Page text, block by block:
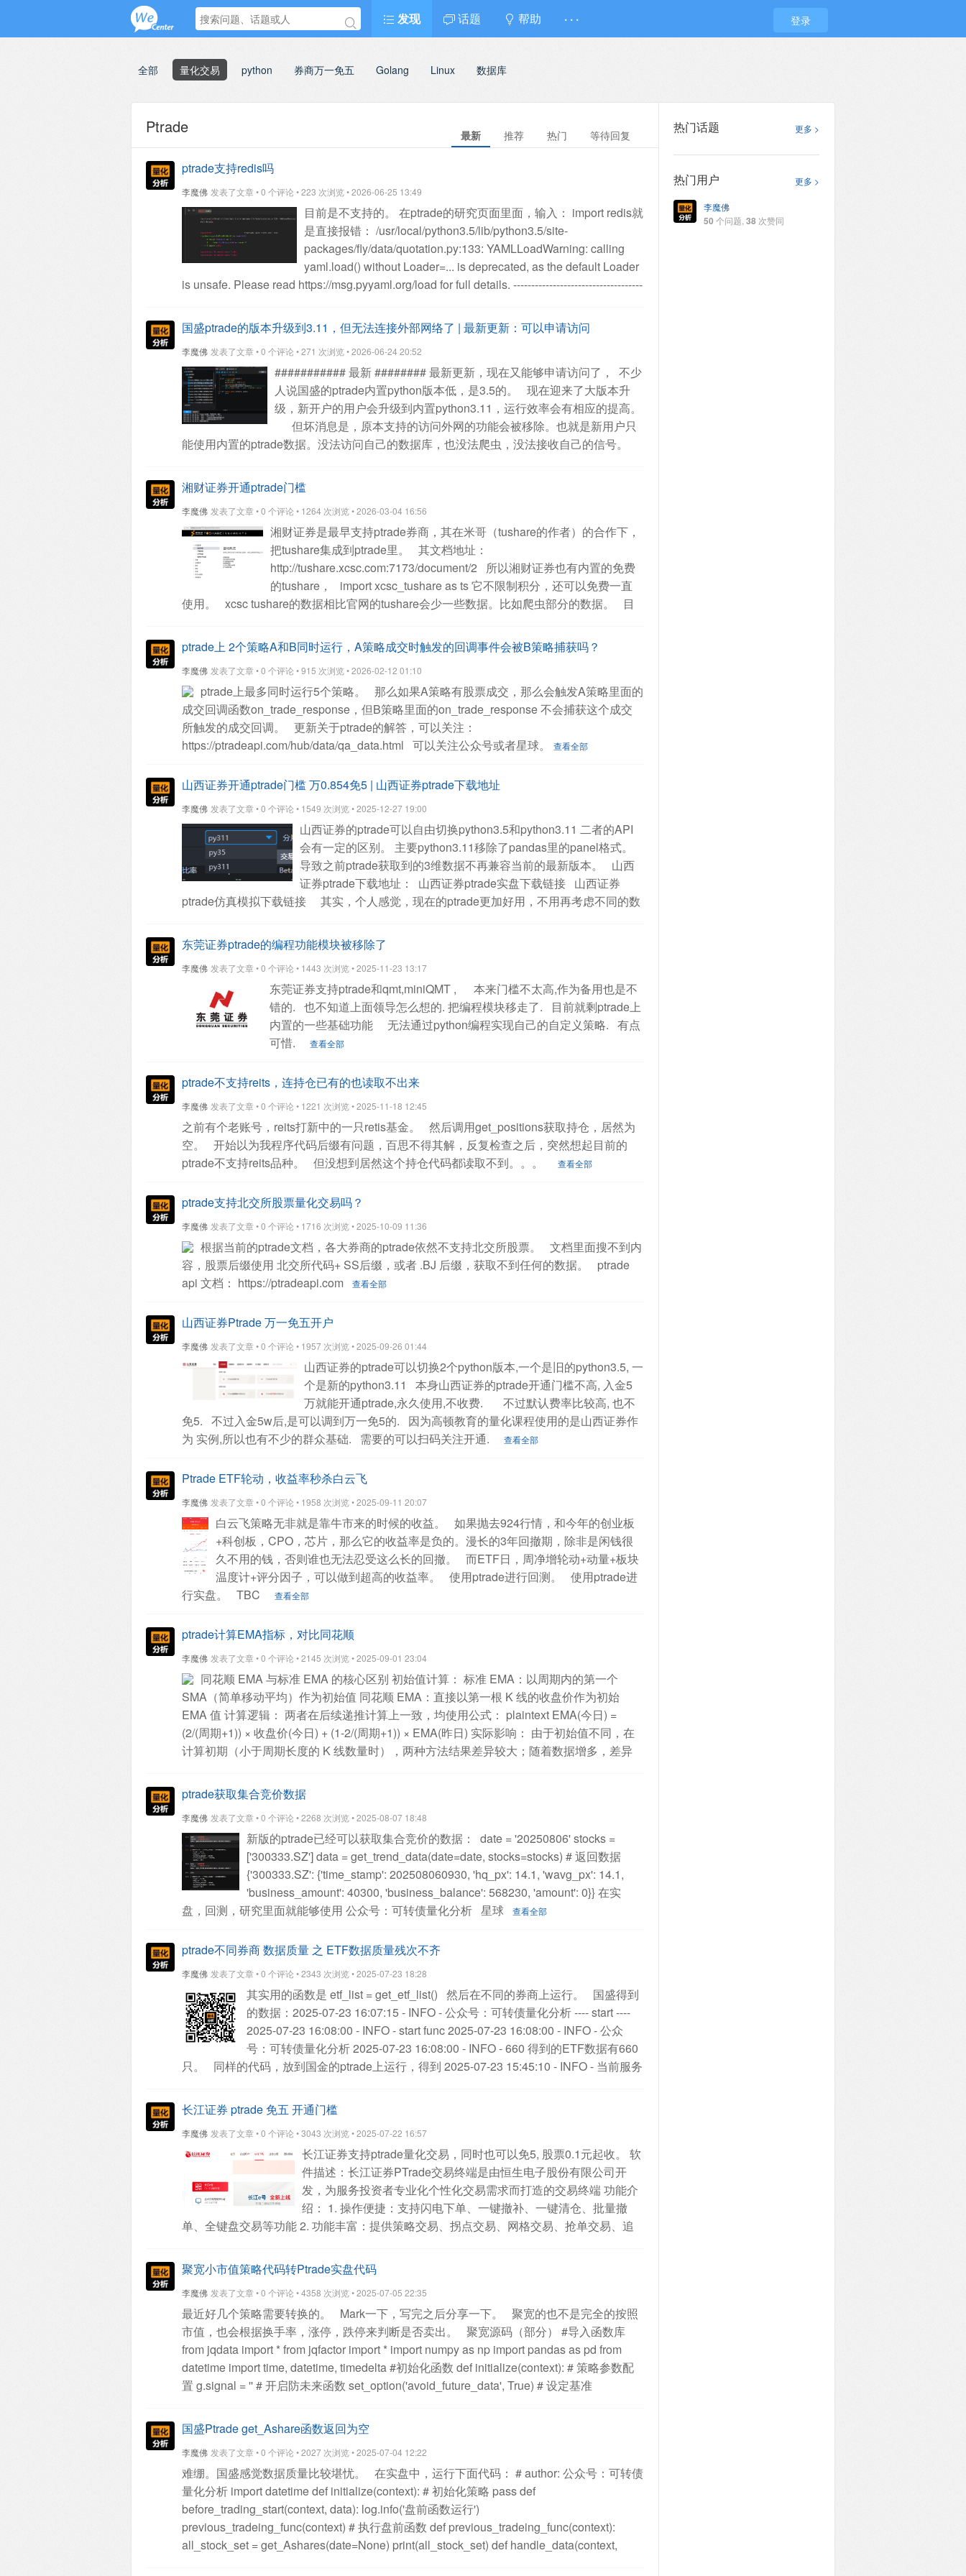
发现 话题 帮助 · · · 登录
全部 量化交易 python 券商万一免五 Golang Linux 数据库
等待回复
热门
推荐
最新
Ptrade
ptrade支持redis吗
李魔佛 发表了文章 • 0 个评论 • 223 次浏览 • 2026-06-25 13:49
目前是不支持的。 在ptrade的研究页面里面，输入： import redis就
是直接报错： /usr/local/python3.5/lib/python3.5/site-
packages/fly/data/quotation.py:133: YAMLLoadWarning: calling
yaml.load() without Loader=... is deprecated, as the default Loader
is unsafe. Please read https://msg.pyyaml.org/load for full details. ------------------------------------
92da440a6abd> in <module>()
3 except Exception as e:4 from fly.data.quotation import *
--> 5 import redis ImportError: No module named 'redis'
国盛ptrade的版本升级到3.11，但无法连接外部网络了 | 最新更新：可以申请访问
李魔佛 发表了文章 • 0 个评论 • 271 次浏览 • 2026-06-24 20:52
########### 最新 ########最新更新，现在又能够申请访问了，
不少
人说国盛的ptrade内置python版本低，是3.5的。
现在迎来了大版本升
级，新开户的用户会升级到内置python3.11，运行效率会有相应的提高。
但坏消息是，原本支持的访问外网的功能会被移除。也就是新用户只
能使用内置的ptrade数据。没法访问自己的数据库，也没法爬虫，没法接收自己的信号。
问的域名地址或者IP端口。比如你的mysql服务器ip，既可以让ptrade访问你的服务器。从
而获取数据。
需要开通国盛ptrade的，可以扫码联系：
湘财证券开通ptrade门槛
李魔佛 发表了文章 • 0 个评论 • 1264 次浏览 • 2026-03-04 16:56
湘财证券是最早支持ptrade券商，其在米哥（tushare的作者）的合作下，
把tushare集成到ptrade里。
其文档地址：
http://tushare.xcsc.com:7173/document/2
所以湘财证券也有内置的免费
的tushare，
import xcsc_tushare as ts 它不限制积分，还可以免费一直
使用。
xcsc tushare的数据相比官网的tushare会少一些数据。比如爬虫部分的数据。
目
低。
目前湘财证券的ptrade是基于python3.11的最新版本。 需要的朋友可以咨询公众
号：
ptrade上 2个策略A和B同时运行，A策略成交时触发的回调事件会被B策略捕获吗？
李魔佛 发表了文章 • 0 个评论 • 915 次浏览 • 2026-02-12 01:10
ptrade上最多同时运行5个策略。
那么如果A策略有股票成交，那么会触发A策略里面的
成交回调函数on_trade_response，但B策略里面的on_trade_response 不会捕获这个成交
所触发的成交回调。
更新关于ptrade的解答，可以关注：
https://ptradeapi.com/hub/data/qa_data.html 可以关注公众号或者星球。 查看全部
山西证券开通ptrade门槛 万0.854免5 | 山西证券ptrade下载地址
李魔佛 发表了文章 • 0 个评论 • 1549 次浏览 • 2025-12-27 19:00
山西证券的ptrade可以自由切换python3.5和python3.11 二者的API
会有一定的区别。
主要python3.11移除了pandas里的panel格式。
导致之前ptrade获取到的3维数据不再兼容当前的最新版本。
山西
证券ptrade下载地址：
山西证券ptrade实盘下载链接 山西证券
ptrade仿真模拟下载链接
其实，个人感觉，现在的ptrade更加好用，不用再考虑不同的数
格式。字段也是完全统一了 使用 sub_df = df[df['code']=code]
换以前，如果传入的是一个字段 get_history(fields='close') 和get_history(fields=
['low','close']) 返回的格式还得区分处理。 现在统一了，更加好用了。
ptrade开通门槛很低，入金5w就可以开通，而且费率是免5，万0.854免5，0.1起步，目前这
么多券商里面是属于最低的了。 需要的朋友可以联系微信公众号开通： 查看全部
东莞证券ptrade的编程功能模块被移除了
李魔佛 发表了文章 • 0 个评论 • 1443 次浏览 • 2025-11-23 13:17
东莞证券支持ptrade和qmt,miniQMT ,
本来门槛不太高,作为备用也是不
错的. 也不知道上面领导怎么想的. 把编程模块移走了.
目前就剩ptrade上
内置的一些基础功能
无法通过python编程实现自己的自定义策略. 有点
可惜.
查看全部
ptrade不支持reits，连持仓已有的也读取不出来
李魔佛 发表了文章 • 0 个评论 • 1221 次浏览 • 2025-11-18 12:45
之前有个老账号，reits打新中的一只retis基金。
然后调用get_positions获取持仓，居然为
空。
开始以为我程序代码后缀有问题，百思不得其解，反复检查之后，突然想起目前的
ptrade不支持reits品种。
但没想到居然这个持仓代码都读取不到。。。 查看全部
ptrade支持北交所股票量化交易吗？
李魔佛 发表了文章 • 0 个评论 • 1716 次浏览 • 2025-10-09 11:36
根据当前的ptrade文档，各大券商的ptrade依然不支持北交所股票。
文档里面搜不到内
容，股票后缀使用 北交所代码+ SS后缀，或者 .BJ 后缀，获取不到任何的数据。
ptrade
api 文档： https://ptradeapi.com 查看全部
山西证券Ptrade 万一免五开户
李魔佛 发表了文章 • 0 个评论 • 1957 次浏览 • 2025-09-26 01:44
山西证券的ptrade可以切换2个python版本,一个是旧的python3.5, 一
个是新的python3.11
本身山西证券的ptrade开通门槛不高, 入金5
万就能开通ptrade,永久使用,不收费.
不过默认费率比较高, 也不
免5. 不过入金5w后,是可以调到万一免5的.
因为高顿教育的量化课程使用的是山西证券作
为 实例,所以也有不少的群众基础.
需要的可以扫码关注开通. 查看全部
Ptrade ETF轮动，收益率秒杀白云飞
李魔佛 发表了文章 • 0 个评论 • 1958 次浏览 • 2025-09-11 20:07
白云飞策略无非就是靠牛市来的时候的收益。
如果抛去924行情，和今年的创业板
+科创板，CPO，芯片，那么它的收益率是负的。漫长的3年回撤期，除非是闲钱很
久不用的钱，否则谁也无法忍受这么长的回撤。
而ETF日，周净增轮动+动量+板块
温度计+评分因子，可以做到超高的收益率。
使用ptrade进行回测。
使用ptrade进
行实盘。
TBC 查看全部
ptrade计算EMA指标，对比同花顺
李魔佛 发表了文章 • 0 个评论 • 2145 次浏览 • 2025-09-01 23:04
同花顺 EMA 与标准 EMA 的核心区别 初始值计算： 标准 EMA：以周期内的第一个
SMA（简单移动平均）作为初始值 同花顺 EMA：直接以第一根 K 线的收盘价作为初始
EMA 值 计算逻辑： 两者在后续递推计算上一致，均使用公式： plaintext EMA(今日) =
(2/(周期+1)) × 收盘价(今日) + (1-2/(周期+1)) × EMA(昨日) 实际影响： 由于初始值不同，在
计算初期（小于周期长度的 K 线数量时），两种方法结果差异较大；随着数据增多，差异
得到与同花顺软件完全一致的 EMA 计算结果，便于策略回测和指标对比。
as pd
def tonghuashun_ema(close_series, period):
数:close_series: pd.Series，包含收盘价数据，索引为日期
10、50等） 返回:pd.Series，计算得到的EMA指标序列 """ if len(close_series) < 1:return
pd.Series(dtype='float64') # 平滑系数alpha = 2 / (period + 1) # 初始化EMA序列ema =
pd.Series(index=close_series.index, dtype='float64')# 同花顺特色：第一根EMA值等于当
日收盘价ema.iloc[0] = close_series.iloc[0]# 从第二根开始使用递推公式计算for i in
range(1, len(close_series)):ema.iloc[i] = alpha * close_series.iloc[i] + (1 - alpha) *
__name__ == "__main__":import numpy as np# 生成模拟数据（50个交易日收盘价）
dates = pd.date_range(start='2023-01-01', periods=50)
子，保证结果可复现 close_prices = np.cumsum(np.random.randn(50)) + 100 # 模拟价格波
动close_series = pd.Series(close_prices, index=dates, name='close') # 计算同花顺
EMA(12)和EMA(26) ema12 = tonghuashun_ema(close_series, 12)ema26 =
tonghuashun_ema(close_series, 26) # 合并结果并显示result = pd.DataFrame({'收盘价':
'EMA12(同花顺)': ema12,'EMA26(同花顺)': ema26})print("同花顺EMA指标
计算结果（前10行）：")print(result.head(10)) print("\n同花顺EMA指标计算结果（最后10
即可使用。
查看全部
ptrade获取集合竞价数据
李魔佛 发表了文章 • 0 个评论 • 2268 次浏览 • 2025-08-07 18:48
新版的ptrade已经可以获取集合竞价的数据： date = '20250806'stocks =
['300333.SZ']data = get_trend_data(date=date, stocks=stocks) # 返回数据
{'300333.SZ': {'time_stamp': 202508060930, 'hq_px': 14.1, 'wavg_px': 14.1,
'business_amount': 40300, 'business_balance': 568230, 'amount': 0}}在实
盘，回测，研究里面就能够使用 公众号：可转债量化分析 星球 查看全部
ptrade不同券商 数据质量 之 ETF数据质量残次不齐
李魔佛 发表了文章 • 0 个评论 • 2343 次浏览 • 2025-07-23 18:28
其实用的函数是 etf_list = get_etf_list() 然后在不同的券商上运行。
国盛得到
的数据：2025-07-23 16:07:15 - INFO - 公众号：可转债量化分析 ---- start ----
2025-07-23 16:08:00 - INFO - start func2025-07-23 16:08:00 - INFO - 公众
号：可转债量化分析2025-07-23 16:08:00 - INFO - 660 得到的ETF数据有660
只。
同样的代码，放到国金的ptrade上运行，得到 2025-07-23 15:45:10 - INFO - 当前服务
公众号：可转债量化分析 ---- start ----
15:46:00 - INFO - 公众号：可转债量化分析
ETF。 然后把日志导出到本地，用python求解一下不同的数据
D:\github\stock_strategy\api_validation>python etf-compare.py516330.SS561320.SS
159265.SZ560980.SS 159813.SZ159859.SZ561700.SS511620.SS159898.SZ
159969.SZ
512380.SS 159972.SZ159857.SZ516300.SS588200.SS510180.SS
517520.SS
515680.SS 159618.SZ159827.SZ561980.SS511820.SS515150.SS
159701.SZ159743.SZ159623.SZ 159991.SZ510660.SS159681.SZ159845.SZ
159929.SZ517170.SS530800.SS510630.SS
159207.SZ515320.SS516750.SS159635.SZ515290.SS
588150.SS560680.SS560280.SS561570.SS515760.SS 515900.SS511090.SS
159643.SZ588040.SS 159968.SZ512520.SS159322.SZ516520.SS159841.SZ
159359.SZ 515160.SS511260.SS516710.SS159698.SZ588230.SS159786.SZ
562900.SS159309.SZ159358.SZ563800.SS159677.SZ159551.SZ517850.SS
159899.SZ 159862.SZ159961.SZ159779.SZ515580.SS159836.SZ510060.SS
510270.SS560150.SS515750.SS159003.SZ
512960.SS159680.SZ 159847.SZ159310.SZ159587.SZ
159393.SZ159657.SZ516220.SS 159575.SZ560350.SS159997.SZ515110.SS
159713.SZ159880.SZ159576.SZ159520.SZ562360.SS588930.SS
159669.SZ159206.SZ159621.SZ 159928.SZ159731.SZ516050.SS
159831.SZ516510.SS159913.SZ159633.SZ511190.SS512670.SS516780.SS
517110.SS159820.SZ159690.SZ159881.SZ561230.SS510010.SS159992.SZ
长江证券 ptrade 免五 开通门槛
李魔佛 发表了文章 • 0 个评论 • 3043 次浏览 • 2025-07-22 16:57
长江证券支持ptrade量化交易，同时也可以免5, 股票0.1元起收。
软
件描述：长江证券PTrade交易终端是由恒生电子股份有限公司开
发，为服务投资者专业化个性化交易需求而打造的交易终端功能介
绍： 1. 操作便捷：支持闪电下单、一键撤补、一键清仓、批量撤
单、全键盘交易等功能2. 功能丰富：提供策略交易、拐点交易、网格交易、抢单交易、追
交易，提供完整的策略平台，支持客户做策略研究、策略编写、策略回测和实盘交易
速交易：支持通过华锐ATP极速柜台、快速交易通道交易
16ab7feba617b254c1607320ce69a780版本：PTrade1.0-Client-V202308-15-000
小：215.2M文件名：PTrade1.0-Client-V202308-15-000_CY.zip
有2个版本，一个是长
江证券ptrade交易终端（极速版），这个可以在上面编写python策略； 一个是Ptrade交易
终端（简版），这个只提供了基础的量化工具，比如套利，网格，日内回转交易。不支持
python编程功能。所以注意不要开错了哦。 下载链接：
https://downcq.95579.com/jcj/zg/PTrade1.0-Client-V202308-15-000_CY.zip 长期更新站
聚宽小市值策略代码转Ptrade实盘代码
李魔佛 发表了文章 • 0 个评论 • 4358 次浏览 • 2025-07-05 22:35
最近好几个策略需要转换的。 Mark一下，写完之后分享一下。
聚宽的也不是完全的按照
市值，也会根据换手率，涨停，跌停来判断是否卖出。
聚宽源码（部分）
#导入函数库
from jqdata import *from jqfactor import * import numpy as np import pandas as pd from
datetime import time, datetime, timedelta#初始化函数 def initialize(context): # 策略参数配
置 g.signal = ''# 开启防未来函数 set_option('avoid_future_data', True) # 设定基准
set_slippage(FixedSlippage(3/10000))
close_tax=0.001, open_commission=2.5/10000, close_commission=2.5/10000,
close_today_commission=0, min_commission=5), type='stock')
log.set_level('order', 'error')log.set_level('system', 'error')log.set_level('strategy', 'debug')#
策略控制参数g.no_trading_today_signal = False # 是否为可交易日g.pass_april = True #
是否四月空仓g.run_stoploss = True # 是否进行止损g.HV_control = False # 是否进行放量
控制g.HV_duration = 120 # 放量判断周期g.HV_ratio = 0.9 # 放量判断比例
g.no_trading_hold_signal = False # 是否持有非交易期股票# 持仓管理参数g.hold_list = [] #
国盛Ptrade get_Ashare函数返回为空
李魔佛 发表了文章 • 0 个评论 • 2027 次浏览 • 2025-07-04 12:22
难绷。国盛感觉数据质量比较堪忧。 在实盘中，运行下面代码： # author: 公众号：可转债
量化分析 import datetimedef initialize(context): # 初始化策略 passdef
before_trading_start(context, data): log.info('盘前函数运行')
previous_tradeing_func(context) # 执行盘前函数 def previous_tradeing_func(context):
all_stock_set = get_Ashares(date=None) print(all_stock_set) def handle_data(context,
更多 >
热门话题
更多 >
热门用户
李魔佛
50 个问题, 38次赞同